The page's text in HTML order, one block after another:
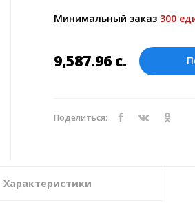
курсу ЦБ РФ на 07.08.2026.
Минимальный заказ 300
9,587.96 с.
Поделиться:
Характеристики